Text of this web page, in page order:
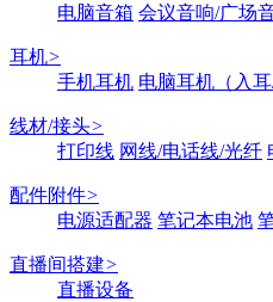
电脑音箱 会议音响/广场
耳机>
手机耳机 电脑耳机（入耳
线材/接头>
打印线 网线/电话线/光纤
配件附件>
电源适配器 笔记本电池
直播间搭建>
直播设备